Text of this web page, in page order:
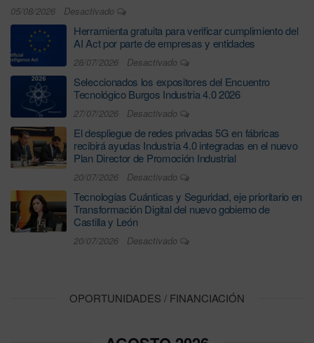
05/08/2026 Desactivado
Herramienta gratuita para verificar cumplimiento del
AI Act por parte de empresas y entidades
28/07/2026 Desactivado
Seleccionados los expositores del Encuentro
Tecnológico Burgos Industria 4.0 2026
27/07/2026 Desactivado
El despliegue de redes privadas 5G en fábricas
recibirá ayudas Industria 4.0 integradas en el nuevo
Plan Director de Promoción Industrial
20/07/2026 Desactivado
Tecnologías Cuánticas y Seguridad, eje prioritario en
Transformación Digital del nuevo gobierno de
Castilla y León
20/07/2026 Desactivado
OPORTUNIDADES / FINANCIACIÓN